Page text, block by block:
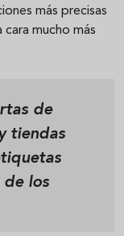
más precisas
mucho más
de
tiendas
de los